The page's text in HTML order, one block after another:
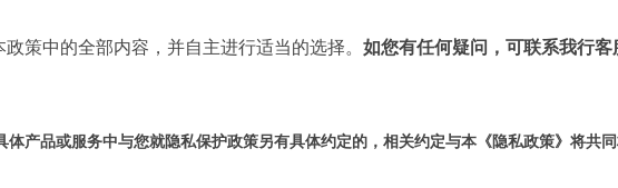
策中的全部内容，并自主进行适当的选择。 如您有任何疑问，可联系我行客
产品或服务中与您就隐私保护政策另有具体约定的，相关约定与本《隐私政策》将共